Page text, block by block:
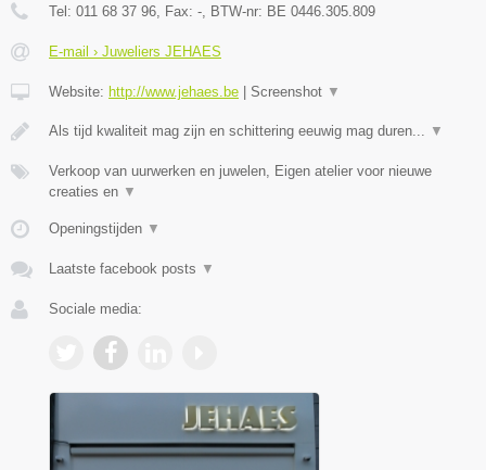
Tel: 011 68 37 96 , Fax: - , BTW-nr: BE 0446.305.809
E-mail › Juweliers JEHAES
Website: http://www.jehaes.be Screenshot ▼
Als tijd kwaliteit mag zijn en schittering eeuwig mag duren... ▼
Verkoop van uurwerken en juwelen, Eigen atelier voor nieuwe
creaties en ▼
Openingstijden ▼
Laatste facebook posts ▼
Sociale media: